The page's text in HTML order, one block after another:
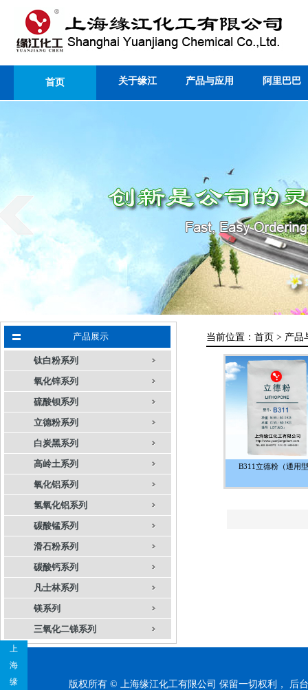
首页 关于缘江 产品与应用 阿里巴巴
产品展示
钛白粉系列
氧化锌系列
硫酸钡系列
立德粉系列
白炭黑系列
高岭土系列
氧化铝系列
氢氧化铝系列
碳酸锰系列
滑石粉系列
碳酸钙系列
凡士林系列
镁系列
三氧化二锑系列
当前位置： 首页 > 产品
B311立德粉（通用
上
海
缘
版权所有 © 上海缘江化工有限公司 保留一切权利， 后